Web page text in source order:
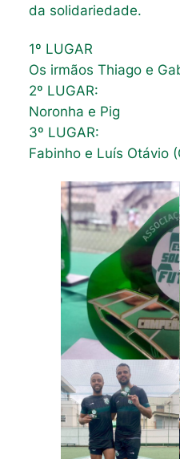
da solidariedade.
1º LUGAR
Os irmãos Thiago e
2º LUGAR:
Noronha e Pig
3º LUGAR:
Fabinho e Luís Otávio